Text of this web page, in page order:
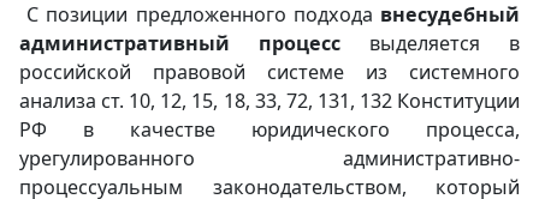
С позиции предложенного подхода внесудебный
административный процесс выделяется в
российской правовой системе из системного
анализа ст. 10, 12, 15, 18, 33, 72, 131, 132 Конституции
РФ в качестве юридического процесса,
урегулированного административно-
процессуальным законодательством, который